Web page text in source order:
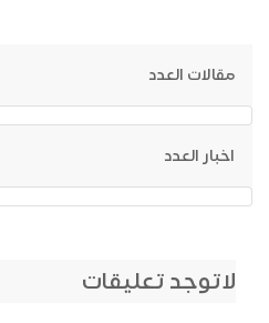
مقالات العدد
اخبار العدد
لاتوجد تعليقات